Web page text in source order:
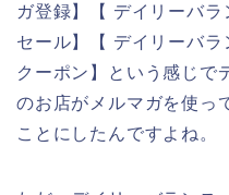
ガ登録】【 デイリーバ
セール】【 デイリーバ
クーポン】という感じで
のお店がメルマガを使っ
ことにしたんですよね。